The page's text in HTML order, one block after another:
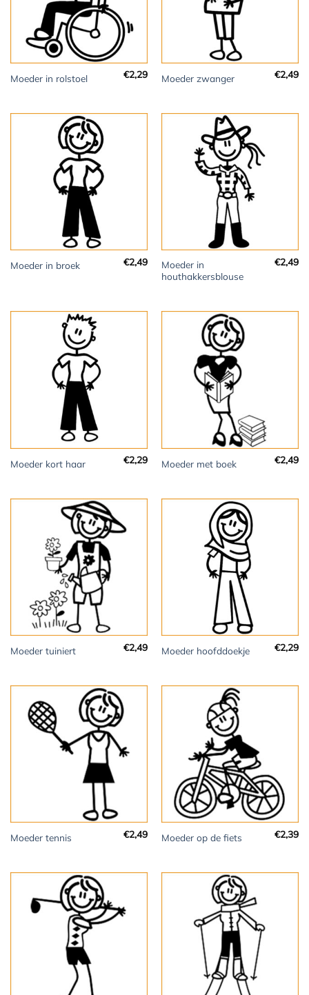
Moeder in rolstoel €2,29 Moeder zwanger €2,49
Moeder in broek €2,49
Moeder in
houthakkersblouse
€2,49
Moeder kort haar €2,29 Moeder met boek €2,49
Moeder tuiniert €2,49 Moeder hoofddoekje €2,29
Moeder tennis €2,49 Moeder op de fiets €2,39